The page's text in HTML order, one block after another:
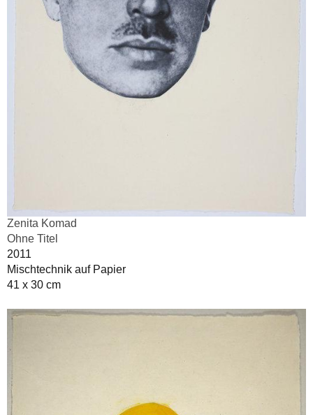
Zenita Komad
Ohne Titel
2011
Mischtechnik auf Papier
41 x 30 cm